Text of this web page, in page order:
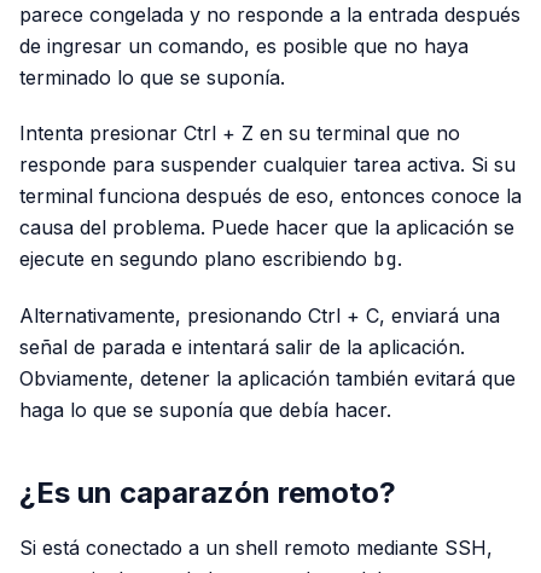
parece congelada y no responde a la entrada después
de ingresar un comando, es posible que no haya
terminado lo que se suponía.
Intenta presionar Ctrl + Z en su terminal que no
responde para suspender cualquier tarea activa. Si su
terminal funciona después de eso, entonces conoce la
causa del problema. Puede hacer que la aplicación se
ejecute en segundo plano escribiendo bg.
Alternativamente, presionando Ctrl + C, enviará una
señal de parada e intentará salir de la aplicación.
Obviamente, detener la aplicación también evitará que
haga lo que se suponía que debía hacer.
¿Es un caparazón remoto?
Si está conectado a un shell remoto mediante SSH,